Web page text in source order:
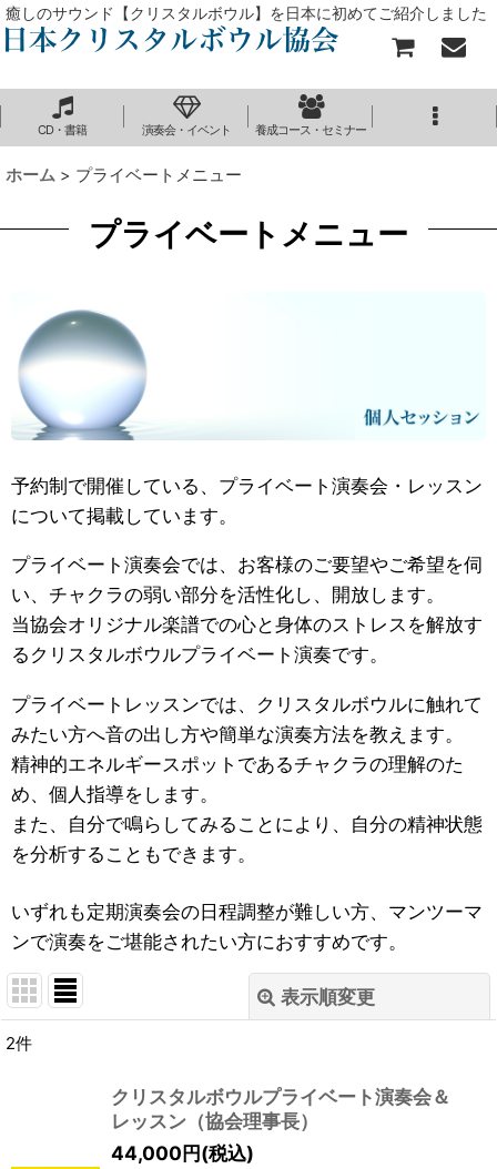
癒しのサウンド【クリスタルボウル】を日本に初めてご紹介しました
CD・書籍 演奏会・イベント 養成コース・セミナー
ホーム > プライベートメニュー
プライベートメニュー
予約制で開催している、プライベート演奏会・レッスン
について掲載しています。
プライベート演奏会では、お客様のご要望やご希望を伺
い、チャクラの弱い部分を活性化し、開放します。
当協会オリジナル楽譜での心と身体のストレスを解放す
るクリスタルボウルプライベート演奏です。
プライベートレッスンでは、クリスタルボウルに触れて
みたい方へ音の出し方や簡単な演奏方法を教えます。
精神的エネルギースポットであるチャクラの理解のた
め、個人指導をします。
また、自分で鳴らしてみることにより、自分の精神状態
を分析することもできます。
いずれも定期演奏会の日程調整が難しい方、マンツーマ
ンで演奏をご堪能されたい方におすすめです。
表示順変更
2件
クリスタルボウルプライベート演奏会＆
レッスン（協会理事長）
44,000円(税込)